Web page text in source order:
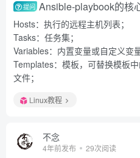
提问 Ansible-playbook的核
Hosts：执行的远程主机列表；
Tasks：任务集；
Variables：内置变量或自定义变
Templates：模板，可替换模板
文件；
Linux教程
不念
4年前发布 29次阅读